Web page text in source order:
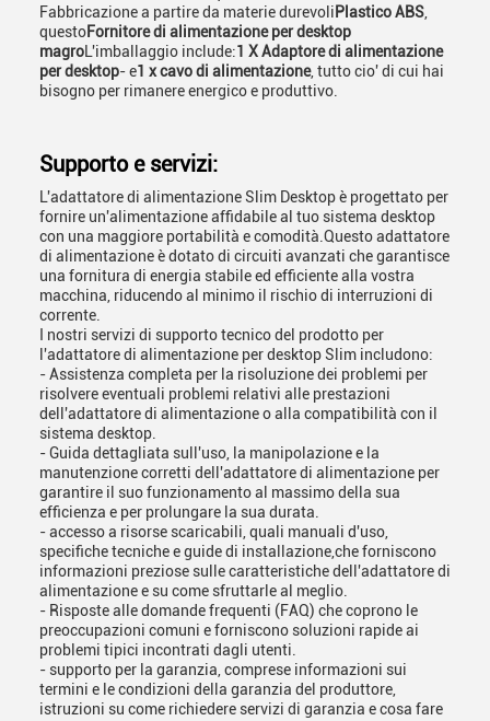
Fabbricazione a partire da materie durevoli Plastico ABS
questoFornitore di alimentazione per desktop
magro L'imballaggio include:1 X Adaptore di alimentazione
per desktop- e1 x cavo di alimentazione, tutto cio' di cui hai
bisogno per rimanere energico e produttivo.
Supporto e servizi:
L'adattatore di alimentazione Slim Desktop è progettato per
fornire un'alimentazione affidabile al tuo sistema desktop
con una maggiore portabilità e comodità.Questo adattatore
di alimentazione è dotato di circuiti avanzati che garantisce
una fornitura di energia stabile ed efficiente alla vostra
macchina, riducendo al minimo il rischio di interruzioni di
corrente.
I nostri servizi di supporto tecnico del prodotto per
l'adattatore di alimentazione per desktop Slim includono:
- Assistenza completa per la risoluzione dei problemi per
risolvere eventuali problemi relativi alle prestazioni
dell'adattatore di alimentazione o alla compatibilità con il
sistema desktop.
- Guida dettagliata sull'uso, la manipolazione e la
manutenzione corretti dell'adattatore di alimentazione per
garantire il suo funzionamento al massimo della sua
efficienza e per prolungare la sua durata.
- accesso a risorse scaricabili, quali manuali d'uso,
specifiche tecniche e guide di installazione,che forniscono
informazioni preziose sulle caratteristiche dell'adattatore di
alimentazione e su come sfruttarle al meglio.
- Risposte alle domande frequenti (FAQ) che coprono le
preoccupazioni comuni e forniscono soluzioni rapide ai
problemi tipici incontrati dagli utenti.
- supporto per la garanzia, comprese informazioni sui
termini e le condizioni della garanzia del produttore,
istruzioni su come richiedere servizi di garanzia e cosa fare